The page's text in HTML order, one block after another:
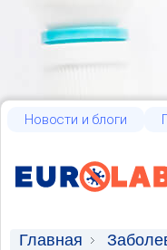
Новости и блоги
Главная